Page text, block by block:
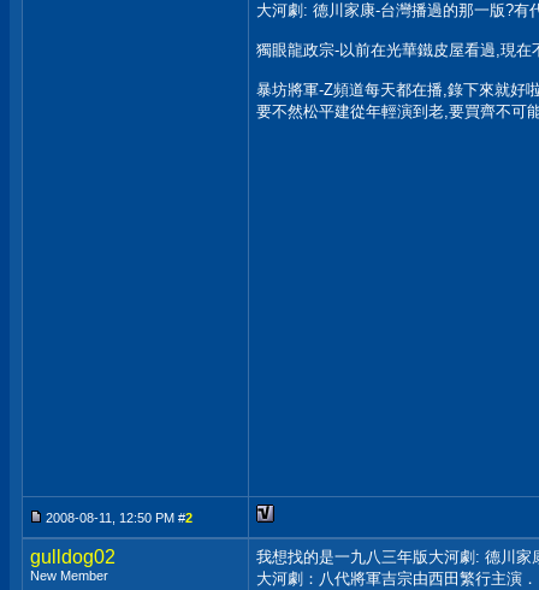
大河劇: 德川家康-台灣播過的那一版?有
獨眼龍政宗-以前在光華鐵皮屋看過,現在
暴坊將軍-Z頻道每天都在播,錄下來就好
要不然松平建從年輕演到老,要買齊不可
2008-08-11, 12:50 PM #2
gulldog02
New Member
我想找的是一九八三年版大河劇: 德川家
大河劇：八代將軍吉宗由西田繁行主演．